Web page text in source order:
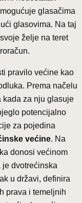
glasačima
glasovima. Na taj
želje na teret
pravilo većine kao
Prema načelu
kada za nju glasuje
potencijalno
za pojedina
većine. Na
donosi većinom
dvotrećinska
u državi, definira
prava i temeljnih